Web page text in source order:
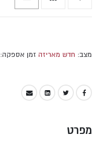
מצב: חדש מאריזה זמן אספקה:
מפרט